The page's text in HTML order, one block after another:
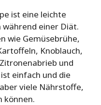
ist eine leichte
während einer Diät.
wie Gemüsebrühe,
Knoblauch,
und
einfach und die
viele Nährstoffe,
können.